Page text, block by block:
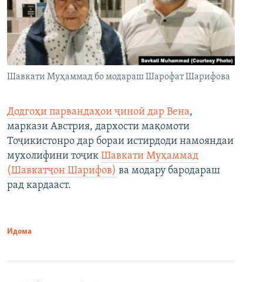
Шавкати Муҳаммад бо модараш Шарофат Шарифова
Додгоҳи парвандаҳои ҷиноӣ дар Вена,
маркази Австрия, дархости мақомоти
Тоҷикистонро дар бораи истирдоди намояндаи
мухолифини тоҷик Шавкати Муҳаммад
(Шавкатҷон Шарифов) ва модару бародараш
рад кардааст.
Идома